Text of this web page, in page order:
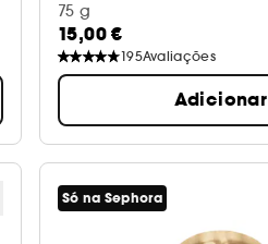
75 g
15,00 €
195Avaliações
Adicionar
Só na Sephora